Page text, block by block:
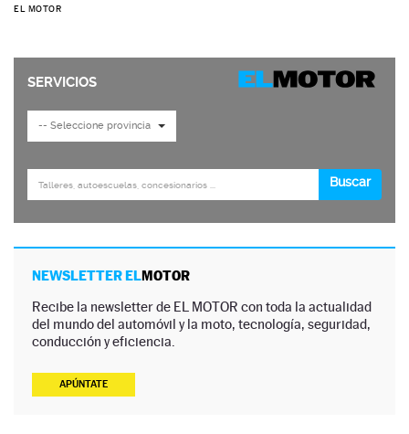
EL MOTOR
NEWSLETTER ELMOTOR
Recibe la newsletter de EL MOTOR con toda la actualidad
del mundo del automóvil y la moto, tecnología, seguridad,
conducción y eficiencia.
APÚNTATE